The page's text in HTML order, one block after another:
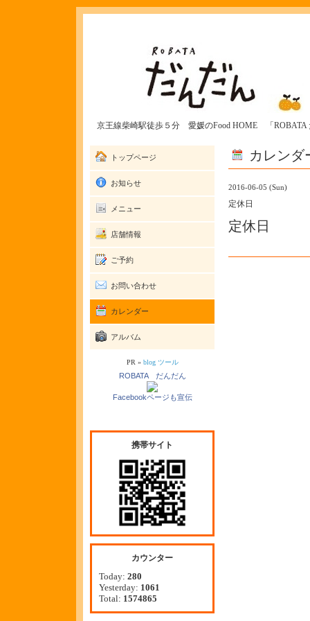
京王線柴崎駅徒歩５分 愛媛のFood HOME 「ROBATA
カレンダ
2016-06-05 (Sun)
定休日
定休日
トップページ
お知らせ
メニュー
店舗情報
ご予約
お問い合わせ
カレンダー
アルバム
PR » blog ツール
ROBATA だんだん
Facebookページも宣伝
携帯サイト
カウンター
Today: 280
Yesterday: 1061
Total: 1574865